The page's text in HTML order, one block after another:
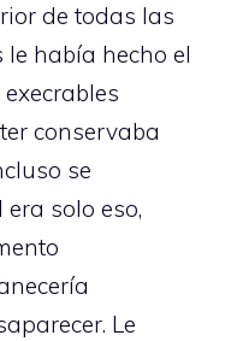
de todas las
le había hecho el
conservaba
se
solo eso,
Le